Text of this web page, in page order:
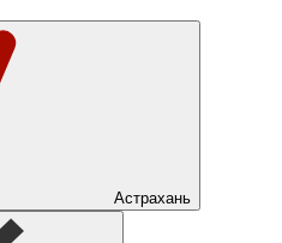
Астрахань